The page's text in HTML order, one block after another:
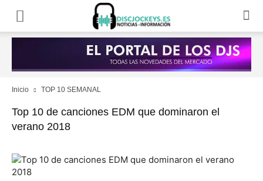
Inicio TOP 10 SEMANAL
Top 10 de canciones EDM que dominaron el
verano 2018